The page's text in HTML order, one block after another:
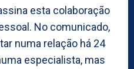
esta colaboração
No comunicado,
numa relação há 24
especialista, mas